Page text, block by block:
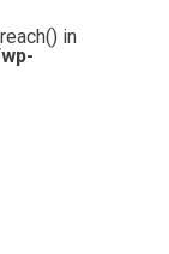
in